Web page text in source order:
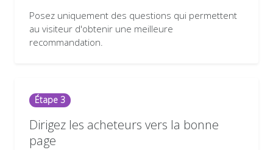
Posez uniquement des questions qui permettent
au visiteur d'obtenir une meilleure
recommandation.
Étape 3
Dirigez les acheteurs vers la bonne
page